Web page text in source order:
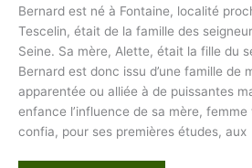
Bernard est né à Fontaine, localité
Tescelin, était de la famille des
Seine. Sa mère, Alette, était la fille du
Bernard est donc issu d’une famille de
apparentée ou alliée à de puissantes
enfance l’influence de sa mère,
confia, pour ses premières études, aux